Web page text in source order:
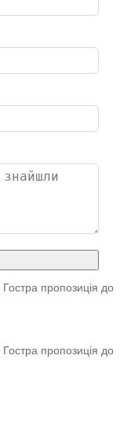
Гостра пропозиція до
Гостра пропозиція до